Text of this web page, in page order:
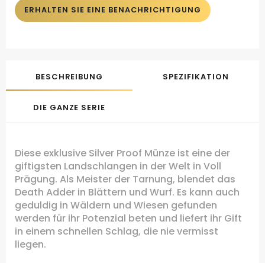
ERHALTEN SIE EINE BENACHRICHTIGUNG
BESCHREIBUNG SPEZIFIKATION
DIE GANZE SERIE
Diese exklusive Silver Proof Münze ist eine der
giftigsten Landschlangen in der Welt in Voll
Prägung. Als Meister der Tarnung, blendet das
Death Adder in Blättern und Wurf. Es kann auch
geduldig in Wäldern und Wiesen gefunden
werden für ihr Potenzial beten und liefert ihr Gift
in einem schnellen Schlag, die nie vermisst
liegen.